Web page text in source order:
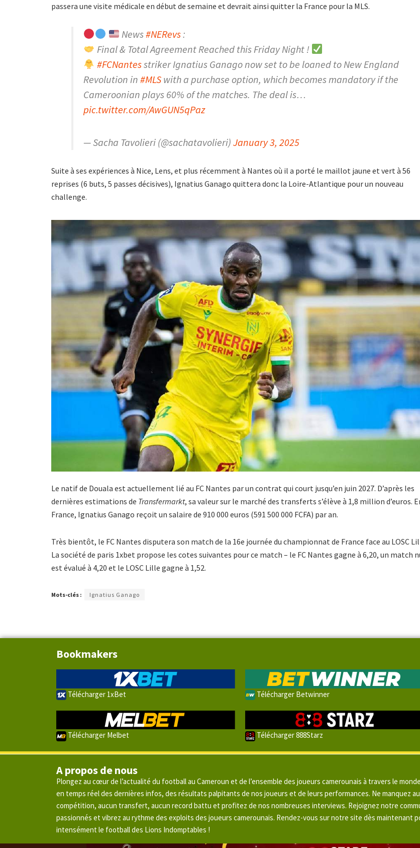
passera une visite médicale en début de semaine et devrait ainsi quitter la France pour la MLS.
News#NERevs:
Final & Total Agreement Reached this Friday Night !
#FCNantesstriker Ignatius Ganago now set to be loaned to New England
Revolution in #MLS with a purchase option, which becomes mandatory if the
Cameroonian plays 60% of the matches. The deal is…
pic.twitter.com/AwGUN5qPaz
— Sacha Tavolieri (@sachatavolieri) January 3, 2025
Suite à ses expériences à Nice, Lens, et plus récemment à Nantes où il a porté le maillot jaune et vert à 56
reprises (6 buts, 5 passes décisives), Ignatius Ganago quittera donc la Loire-Atlantique pour un nouveau
challenge.
Le natif de Douala est actuellement lié au FC Nantes par un contrat qui court jusqu’en juin 2027. D’après les
dernières estimations de Transfermarkt, sa valeur sur le marché des transferts s’élève à 1,8 million d’euros.
France, Ignatius Ganago reçoit un salaire de 910 000 euros (591 500 000 FCFA) par an.
Très bientôt, le FC Nantes disputera son match de la 16e journée du championnat de France face au LOSC
La société de paris 1xbet propose les cotes suivantes pour ce match – le FC Nantes gagne à 6,20, un match
est évalué à 4,20 et le LOSC Lille gagne à 1,52.
Mots-clés : Ignatius Ganago
Bookmakers
Télécharger 1xBet Télécharger Betwinner
Télécharger Melbet Télécharger 888Starz
A propos de nous
Plongez au cœur de l’actualité du football au Cameroun et de l’ensemble des joueurs camerounais à travers le
en temps réel des dernières infos, des résultats palpitants de nos joueurs et de leurs performances. Ne manquez
compétition, aucun transfert, aucun record battu et profitez de nos nombreuses interviews. Rejoignez notre
passionnés et vibrez au rythme des exploits des joueurs camerounais. Rendez-vous sur notre site dès maintenant
intensément le football des Lions Indomptables !